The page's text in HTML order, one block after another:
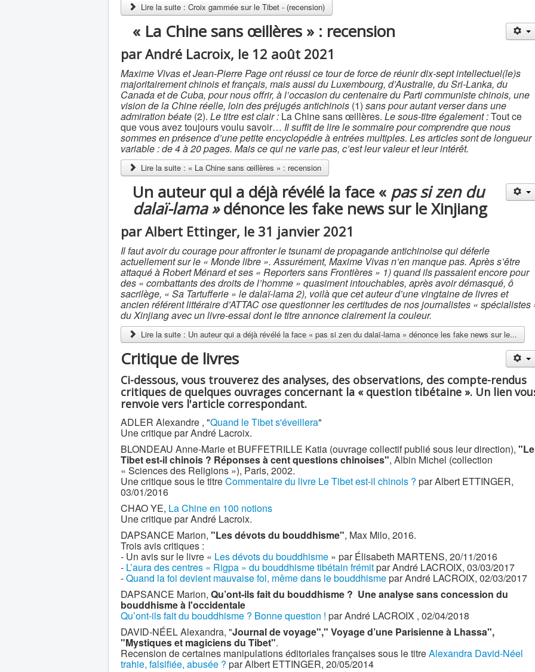
Lire la suite : Croix gammée sur le Tibet - (recension)
« La Chine sans œillères » : recension
par André Lacroix, le 12 août 2021
Maxime Vivas et Jean-Pierre Page ont réussi ce tour de force de réunir dix-sept intellectuel(le)s
majoritairement chinois et français, mais aussi du Luxembourg, d’Australie, du Sri-Lanka, du
Canada et de Cuba, pour nous offrir, à l’occasion du centenaire du Parti communiste chinois, une
vision de la Chine réelle, loin des préjugés antichinois (1) sans pour autant verser dans une
admiration béate (2). Le titre est clair : La Chine sans œillères. Le sous-titre également :Tout ce
que vous avez toujours voulu savoir… Il suffit de lire le sommaire pour comprendre que nous
sommes en présence d’une petite encyclopédie à entrées multiples. Les articles sont de longueur
variable : de 4 à 20 pages. Mais ce qui ne varie pas, c’est leur valeur et leur intérêt.
Lire la suite : « La Chine sans œillères » : recension
Un auteur qui a déjà révélé la face « pas si zen du
dalaï-lama »dénonce les fake news sur le Xinjiang
par Albert Ettinger, le 31 janvier 2021
Il faut avoir du courage pour affronter le tsunami de propagande antichinoise qui déferle
actuellement sur le « Monde libre ». Assurément, Maxime Vivas n’en manque pas. Après s’être
attaqué à Robert Ménard et ses « Reporters sans Frontières » 1) quand ils passaient encore pour
des « combattants des droits de l’homme » quasiment intouchables, après avoir démasqué, ô
sacrilège, « Sa Tartufferie » le dalaï-lama 2), voilà que cet auteur d’une vingtaine de livres et
ancien référent littéraire d’ATTAC ose questionner les certitudes de nos journalistes « spécialistes
du Xinjiang avec un livre-essai dont le titre annonce clairement la couleur.
Lire la suite : Un auteur qui a déjà révélé la face « pas si zen du dalaï-lama » dénonce les fake news sur le...
Critique de livres
Ci-dessous, vous trouverez des analyses, des observations, des compte-rendus
critiques de quelques ouvrages concernant la « question tibétaine ». Un lien
renvoie vers l'article correspondant.
ADLER Alexandre , "Quand le Tibet s'éveillera"
Une critique par André Lacroix.
BLONDEAU Anne-Marie et BUFFETRILLE Katia (ouvrage collectif publié sous leur direction), "Le
Tibet est-il chinois ? Réponses à cent questions chinoises", Albin Michel (collection
« Sciences des Religions »), Paris, 2002.
Une critique sous le titreCommentaire du livre Le Tibet est-il chinois ? par Albert ETTINGER,
03/01/2016
CHAO YE, La Chine en 100 notions
Une critique par André Lacroix.
DAPSANCE Marion, "Les dévots du bouddhisme", Max Milo, 2016.
Trois avis critiques :
- Un avis sur le livre « Les dévots du bouddhisme » par Élisabeth MARTENS, 20/11/2016
- L’aura des centres « Rigpa » du bouddhisme tibétain frémitpar André LACROIX, 03/03/2017
-Quand la foi devient mauvaise foi, même dans le bouddhismepar André LACROIX, 02/03/2017
DAPSANCE Marion, Qu’ont-ils fait du bouddhisme ? Une analyse sans concession du
bouddhisme à l'occidentale
Qu’ont-ils fait du bouddhisme ? Bonne question ! par André LACROIX , 02/04/2018
DAVID-NÉEL Alexandra, "Journal de voyage"," Voyage d’une Parisienne à Lhassa",
"Mystiques et magiciens du Tibet".
Recension de certaines manipulations éditoriales françaises sous le titreAlexandra David-Néel
trahie, falsifiée, abusée ? par Albert ETTINGER, 20/05/2014